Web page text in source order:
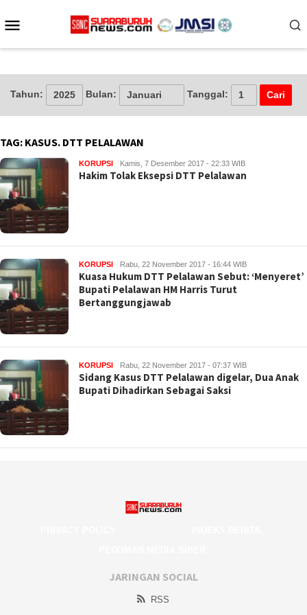
ke
Tahun: Bulan: Tanggal:
TAG: KASUS. DTT PELALAWAN
KORUPSI Kamis, 7 Desember 2017 - 22:33 WIB
Hakim Tolak Eksepsi DTT Pelalawan
KORUPSI Rabu, 22 November 2017 - 16:44 WIB
Kuasa Hukum DTT Pelalawan Sebut: ‘Menyeret’
Bupati Pelalawan HM Harris Turut
Bertanggungjawab
KORUPSI Rabu, 22 November 2017 - 07:37 WIB
Sidang Kasus DTT Pelalawan digelar, Dua Anak
Bupati Dihadirkan Sebagai Saksi
JARINGAN SOCIAL
RSS